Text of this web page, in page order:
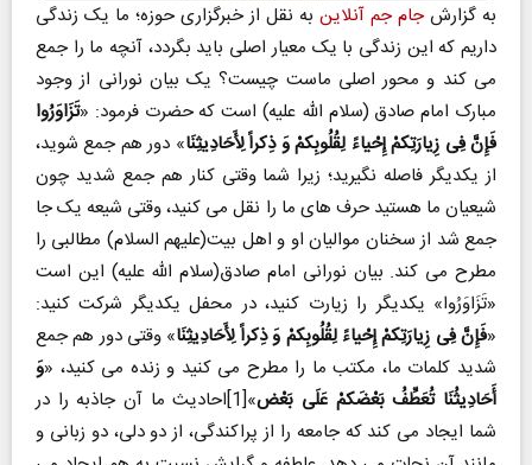
به گزارشجام جم آنلاین به نقل از خبرگزاری حوزه؛ ما یک زندگی
داریم که این زندگی با یک معیار اصلی باید بگردد، آنچه ما را جمع
می کند و محور اصلی ماست چیست؟ یک بیان نورانی از وجود
مبارک امام صادق (سلام الله علیه) است که حضرت فرمود: «تَزَاوَرُوا
فَإِنَّ فِی زِیارَتِکمْ إِحْیاءً لِقُلُوبِکمْ وَ ذِکراً لِأَحَادِیثِنَا» دور هم جمع شوید،
از یکدیگر فاصله نگیرید؛ زیرا شما وقتی کنار هم جمع شدید چون
شیعیان ما هستید حرف های ما را نقل می کنید، وقتی شیعه یک جا
جمع شد از سخنان موالیان او و اهل بیت(علیهم السلام) مطالبی را
مطرح می کند. بیان نورانی امام صادق(سلام الله علیه) این است
«تَزَاوَرُوا» یکدیگر را زیارت کنید، در محفل یکدیگر شرکت کنید:
«فَإِنَّ فِی زِیارَتِکمْ إِحْیاءً لِقُلُوبِکمْ وَ ذِکراً لِأَحَادِیثِنَا» وقتی دور هم جمع
شدید کلمات ما، مکتب ما را مطرح می کنید و زنده می کنید، «وَ
أَحَادِیثُنَا تُعَطِّفُ بَعْضَکمْ عَلَی بَعْض
»[1]احادیث ما آن جاذبه را در
شما ایجاد می کند که جامعه را از پراکندگی، از دو دلی، دو زبانی و